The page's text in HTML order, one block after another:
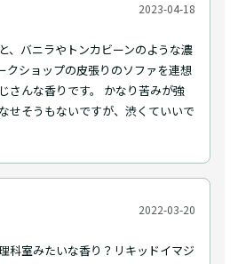
2023-04-18
、バニラやトンカビーンのような濃
クショップの皮張りのソファを連想
さんな香りです。 かなり苦みが強
せそうもないですが、渋くていいで
2022-03-20
科室みたいな香り？リキッドイマジ